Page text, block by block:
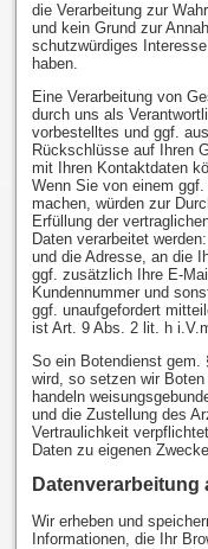
die Verarbeitung zur
und kein Grund zur
schutzwürdiges
haben.
Eine Verarbeitung von
durch uns als
vorbestelltes und ggf.
Rückschlüsse auf Ihren
mit Ihren Kontaktdaten
Wenn Sie von einem
machen, würden zur
Erfüllung der
Daten verarbeitet
und die Adresse, an die
ggf. zusätzlich Ihre E-
Kundennummer und
ggf. unaufgefordert
ist Art. 9 Abs. 2 lit. h
So ein Botendienst gem.
wird, so setzen wir
handeln
und die Zustellung des
Vertraulichkeit
Daten zu eigenen
Datenverarbeitung
Wir erheben und
Informationen, die Ihr